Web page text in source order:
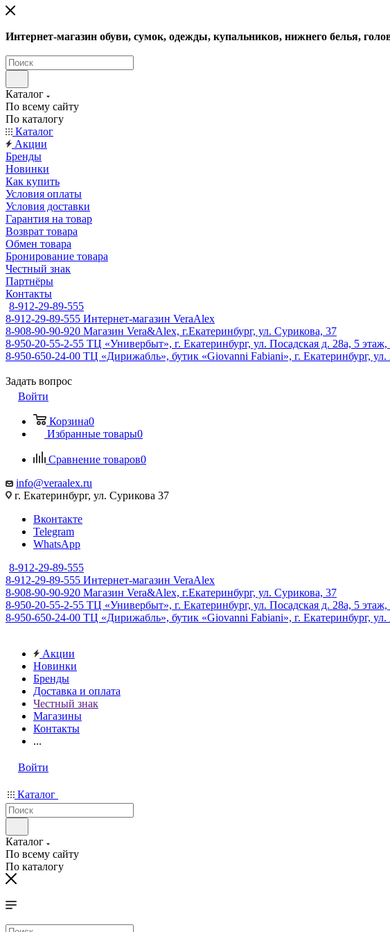
Интернет-магазин обуви, сумок, одежды, купальников, нижнего белья,
Каталог
По всему сайту
По каталогу
Каталог
Акции
Бренды
Новинки
Как купить
Условия оплаты
Условия доставки
Гарантия на товар
Возврат товара
Обмен товара
Бронирование товара
Честный знак
Партнёры
Контакты
8-912-29-89-555
8-912-29-89-555 Интернет-магазин VeraAlex
8-908-90-90-920 Магазин Vera&Alex, г.Екатеринбург, ул. Сурикова, 37
8-950-20-55-2-55 ТЦ «Универбыт», г. Екатеринбург, ул. Посадская д. 28а, 5
8-950-650-24-00 ТЦ «Дирижабль», бутик «Giovanni Fabiani», г. Екатеринбург,
Задать вопрос
Войти
Корзина0
Избранные товары0
Сравнение товаров0
info@veraalex.ru
г. Екатеринбург, ул. Сурикова 37
Вконтакте
Telegram
WhatsApp
8-912-29-89-555
8-912-29-89-555 Интернет-магазин VeraAlex
8-908-90-90-920 Магазин Vera&Alex, г.Екатеринбург, ул. Сурикова, 37
8-950-20-55-2-55 ТЦ «Универбыт», г. Екатеринбург, ул. Посадская д. 28а, 5
8-950-650-24-00 ТЦ «Дирижабль», бутик «Giovanni Fabiani», г. Екатеринбург,
Акции
Новинки
Бренды
Доставка и оплата
Честный знак
Магазины
Контакты
...
Войти
Каталог
Каталог
По всему сайту
По каталогу